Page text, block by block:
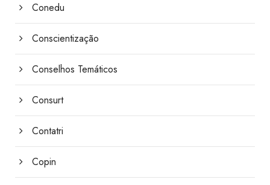
Conedu
Conscientização
Conselhos Temáticos
Consurt
Contatri
Copin